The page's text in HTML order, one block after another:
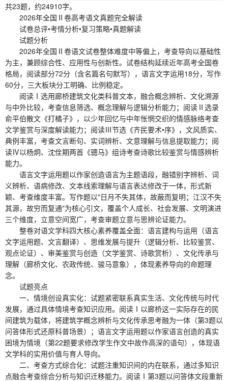
共23题，约24910字。
2026年全国Ⅱ卷高考语文真题完全解读
试卷总评•考情分析•复习策略•真题解读
试题分析
2026年全国Ⅱ卷语文试卷整体难度中等偏上，考查导向以基础性
为主，兼顾综合性、应用性与创新性。试卷结构延续近年高考全国卷
格局，阅读部分72分（含名篇名句默写），语言文字运用18分，写作
60分，三大板块分工明确、比例稳定。
阅读Ⅰ选用廊桥建筑文化类科普文本，融合概念辨析、文化溯源
与中外比较，考查信息筛选、概念理解与逻辑分析能力；阅读Ⅱ选录
俞平伯散文《打橘子》，以少年回忆与中年怅惘交织的情感脉络考查
文学鉴赏与深度解读能力；阅读Ⅲ节选《齐民要术•序》，文风质实、
典例丰富，考查文言断句、实词辨析、文意理解与信息提取能力；阅
读Ⅳ以杨炯、沈佺期两首《骢马》组诗考查诗歌比较鉴赏与情感辨析
能力。
语言文字运用题以作家创造语言为主题语段，融错别字辨析、词
义辨析、语病修改、文本线索理解与语言表达修改于一体，形式新
颖、考查维度丰富。写作题以"日月不失其体，故蔽而复明；江汉不失
其源，故穷而复通"为核心引文，覆盖个人成长、社会发展、文明演进
三个维度，立意空间宽广，考查审题立意与思辨论证能力。
整卷对语文学科四大核心素养覆盖全面：语言建构与运用（语言
文字运用题、文言翻译）、思维发展与提升（逻辑分析、比较鉴赏、
观点论证）、审美鉴赏与创造（文学鉴赏、诗歌赏析）、文化传承与
理解（廊桥文化、农政传统、骏马意象），体现素养导向的命题理
念。
试题亮点
一、情境创设真实化：试题紧密联系真实生活、文化传统与时代
发展，通过具体情境考查知识应用。阅读Ⅰ以廊桥这一实际存在的民
间建筑为载体，将建筑学概念辨析与文化传承思考融为一体（第3题以
问答体形式还原科普场景）；语言文字运用题以作家语言创造的真实
困境为情境（第22题要求修改学生作文中故作高深的语句），体现语
文学科的实用价值与育人导向。
二、考查方式综合化：试题注重知识间的内在联系，通过多知识
点融合考查综合分析与知识迁移能力。阅读Ⅰ第3题以问答体文段重新